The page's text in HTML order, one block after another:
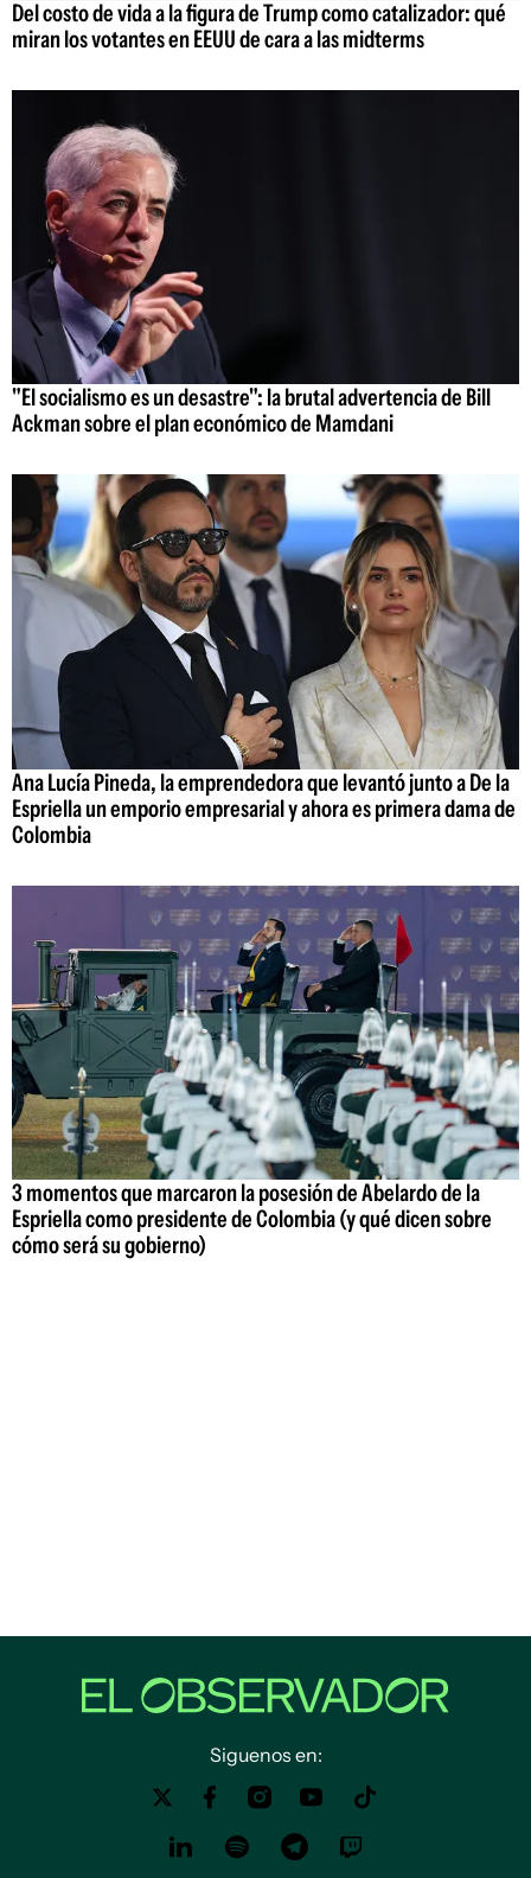
Del costo de vida a la figura de Trump como catalizador: qué
miran los votantes en EEUU de cara a las midterms
"El socialismo es un desastre": la brutal advertencia de Bill
Ackman sobre el plan económico de Mamdani
Ana Lucía Pineda, la emprendedora que levantó junto a De la
Espriella un emporio empresarial y ahora es primera dama de
Colombia
3 momentos que marcaron la posesión de Abelardo de la
Espriella como presidente de Colombia (y qué dicen sobre
cómo será su gobierno)
Siguenos en: